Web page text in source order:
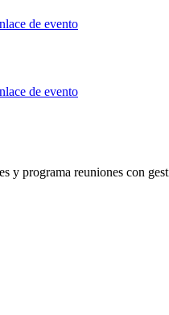
de evento
de evento
programa reuniones con